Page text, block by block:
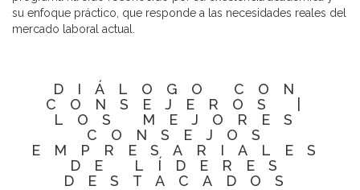
su enfoque práctico, que responde a las necesidades reales del
mercado laboral actual.
DIÁLOGO CON
CONSEJEROS |
LOS MEJORES
CONSEJOS
EMPRESARIALES
DE LÍDERES
DESTACADOS